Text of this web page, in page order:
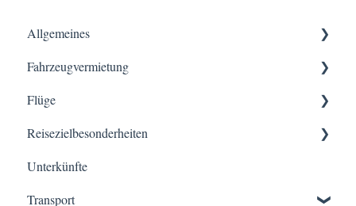
Allgemeines
Verkaufsbedingungen
Platformnutzung
Rechnungen
Andere allgemeine Fragen
Anpassungen
Fahrzeugvermietung
Formalitäten zum Fahrer/Fahrzeugabholung
Zahlungen bei Fahrzeugabholung
Flüge
Gepäck
Stornierungen/ Flugänderung
Anmeldung
Reisezielbesonderheiten
Europa
Asien
Unterkünfte
Transport